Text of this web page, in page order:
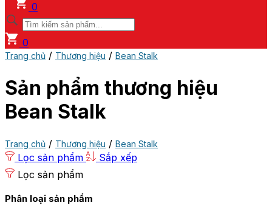
0
0
Trang chủ / Thương hiệu / Bean Stalk
Sản phẩm thương hiệu
Bean Stalk
Trang chủ / Thương hiệu / Bean Stalk
Lọc sản phẩm
Sắp xếp
Lọc sản phẩm
Phân loại sản phẩm